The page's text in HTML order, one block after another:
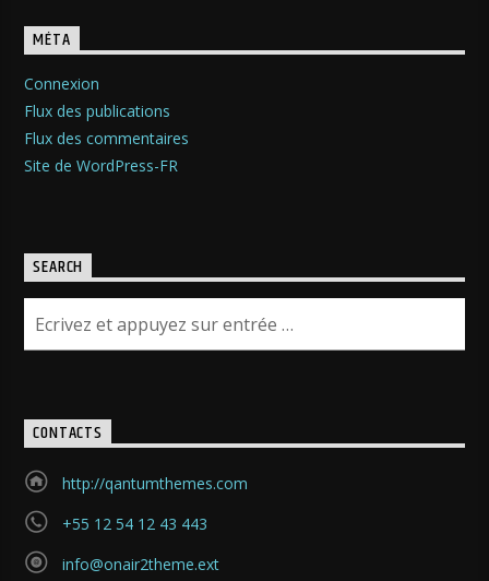
MÉTA
Connexion
Flux des publications
Flux des commentaires
Site de WordPress-FR
SEARCH
CONTACTS
http://qantumthemes.com
+55 12 54 12 43 443
info@onair2theme.ext